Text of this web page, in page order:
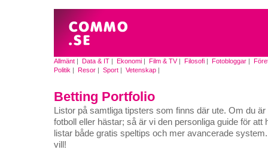
Allmänt | Data & IT | Ekonomi | Film & TV| Filosofi | Fotobloggar |
Politik | Resor | Sport | Vetenskap |
Betting Portfolio
Listor på samtliga tipsters som finns där ute. Om du
fotboll eller hästar; så är vi den personliga guide för att
listar både gratis speltips och mer avancerade
vill!